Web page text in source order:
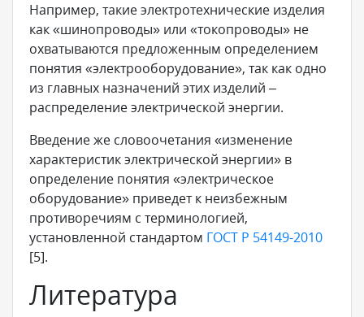
Например, такие электротехнические изделия
как «шинопроводы» или «токопроводы» не
охватываются предложенным определением
понятия «электрооборудование», так как одно
из главных назначений этих изделий –
распределение электрической энергии.
Введение же словоочетания «изменение
характеристик электрической энергии» в
определение понятия «электрическое
оборудование» приведет к неизбежным
противоречиям с терминологией,
установленной стандартом ГОСТ Р 54149-2010
[5].
Литература